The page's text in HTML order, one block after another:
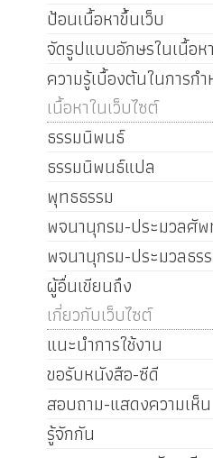
ป้อนเนื้อหาขึ้นเว็บ
จัดรูปแบบอักษรในเนื้อหา
ความรู้เบื้องต้นในการก
เนื้อหาในเว็บไซต์
ธรรมนิพนธ์
ธรรมนิพนธ์แปล
พุทธธรรม
พจนานุกรม-ประมวลศั
พจนานุกรม-ประมวลธร
ผู้อื่นเขียนถึง
เกี่ยวกับเว็บไซต์
แนะนำการใช้งาน
ขอรับหนังสือ-ซีดี
สอบถาม-แสดงความเห็น
รู้จักกัน